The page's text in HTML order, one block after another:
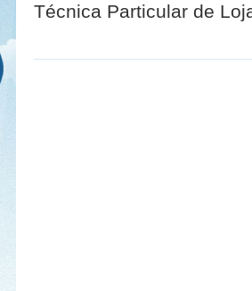
Técnica Particular de